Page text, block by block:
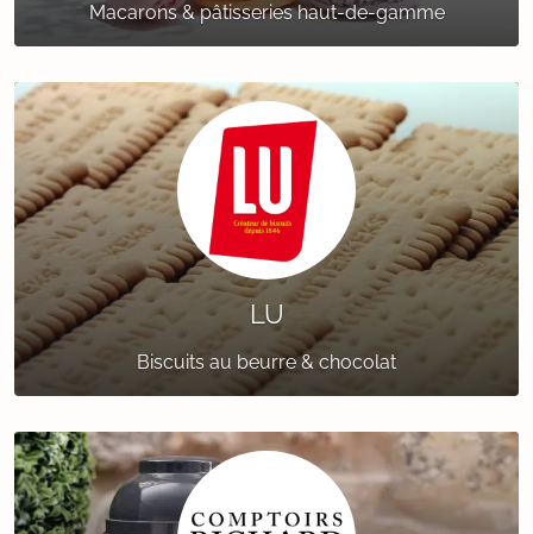
Macarons & pâtisseries haut-de-gamme
LU
Biscuits au beurre & chocolat